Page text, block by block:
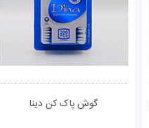
گوش پاک کن دینا